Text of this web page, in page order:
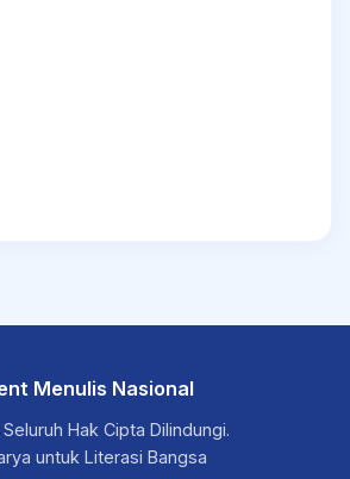
Menulis Nasional
Hak Cipta Dilindungi.
untuk Literasi Bangsa